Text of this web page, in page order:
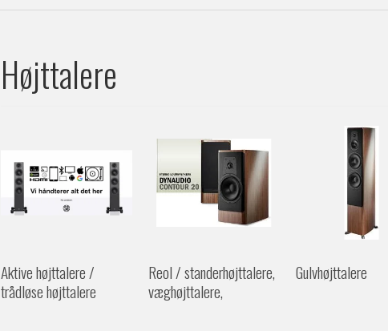
Højttalere
Aktive højttalere /
trådløse højttalere
Reol / standerhøjttalere,
væghøjttalere,
Gulvhøjttalere